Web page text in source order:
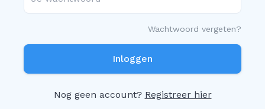
Wachtwoord vergeten?
Nog geen account? Registreer hier